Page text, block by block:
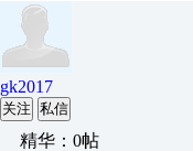
gk2017
关注 私信
精华：0帖